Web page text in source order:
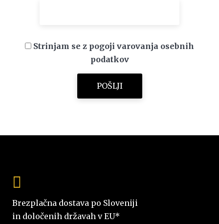
Strinjam se z pogoji varovanja osebnih
podatkov
Brezplačna dostava po Sloveniji
in določenih državah v EU*